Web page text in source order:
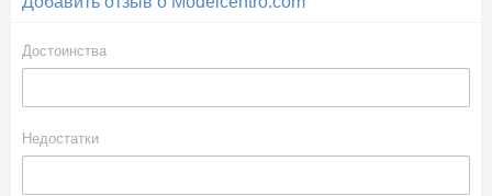
Достоинства
Недостатки